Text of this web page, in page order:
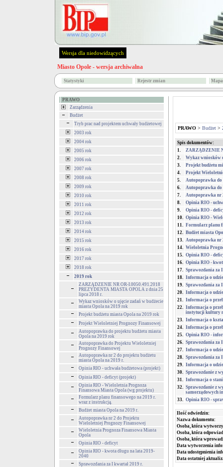
Wersja dla niedowidzących
Miasto Opole - wersja archiwalna
Statystyki Rejestr zmian
PRAWO
Zarządzenia
Budżet
Tryb prac nad projektem uchwały budżetowej
2003 rok
2004 rok
2005 rok
2006 rok
2007 rok
2008 rok
2009 rok
2010 rok
2011 rok
2012 rok
2013 rok
2014 rok
2015 rok
2016 rok
2017 rok
2018 rok
2019 rok
ZARZĄDZENIE NR OR-I.0050.491.2018
PREZYDENTA MIASTA OPOLA z dnia 25
lipca 2018 r.
Wykaz wniosków o ujęcie zadań w budżecie
miasta Opola na 2019 rok
Projekt budżetu miasta Opola na 2019 rok
Projekt Wieloletniej Prognozy Finansowej
Autopoprawka do projektu budżetu miasta
Opola na 2019 rok
Autopoprawka do Projektu Wieloletniej
Prognozy Finansowej
Autopoprawka nr 2 do projektu budżetu
miasta Opola na 2019 r.
Opinia RIO - uchwała budżetowa (projekt)
Opinia RIO - deficyt (projekt)
Opinia RIO - Wieloletnia Prognoza
Finansowa Miasta Opola (wg projektu)
Formularz planu finansowego na 2019 r.
wraz z instrukcją.
Budżet miasta Opola na 2019 r.
Autopoprawka nr 2 do Projektu
Wieloletniej Prognozy Finansowej
Wieloletnia Prognoza Finansowa Miasta
Opola
Opinia RIO - deficyt
Opinia RIO - kwota długu na lata 2019-
2040
Sprawozdania za I kwartał 2019 r.
PRAWO > Budżet >
Spis dokumentów:
1.
ZARZĄDZENIE
2.
Wykaz wniosków
3.
Projekt budżetu
4.
Projekt
5.
Autopoprawka do
6.
Autopoprawka
7.
Autopoprawka nr
8.
Opinia RIO -
9.
Opinia RIO -
10. Opinia RIO -
11. Formularz planu
12. Budżet miasta
13. Autopoprawka nr
14. Wieloletnia
15. Opinia RIO -
16. Opinia RIO -
17. Sprawozdania za
18. Informacja o
19. Sprawozdania za
20. Informacja o
21. Informacja o
22. Informacja o
instytucji kultury
23. Informacja o
24. Informacja o
25. Opinia RIO -
26. Sprawozdania za
27. Informacja o
28. Sprawozdania za
29. Informacja o
30. Sprawozdanie z
31. Informacja o
32. Sprawozdanie z
samorządowych
33. Opinia RIO -
Ilość odwiedzin:
Nazwa dokumentu:
Osoba, która
Osoba, która
Osoba, która
Data wytworzenia
Data udostępnienia
Data ostatniej